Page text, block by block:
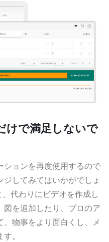
けで満足しないで
ションを再度使用するので
してみてはいかがでしょ
代わりにビデオを作成し
を追加したり、プロのア
物事をより面白くし、メ
。